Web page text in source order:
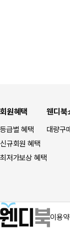
회원혜택
등급별 혜택
신규회원 혜택
최저가보상 혜택
웬디북
대량구
이용